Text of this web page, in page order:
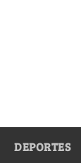
DEPORTES